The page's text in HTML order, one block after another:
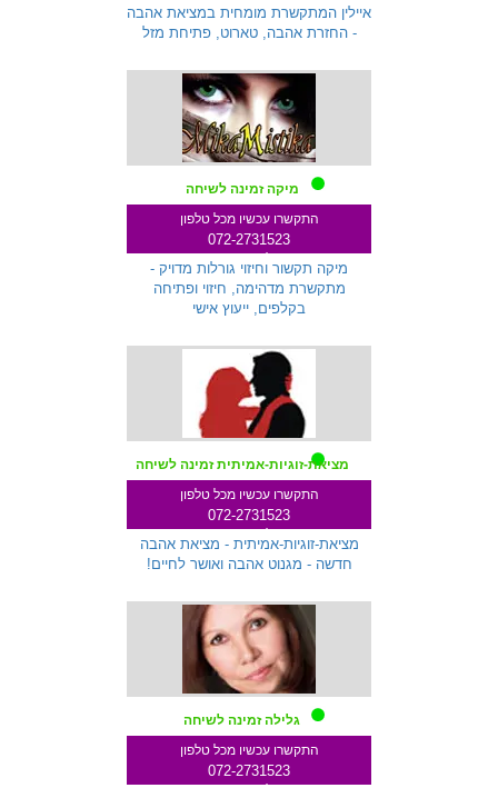
איילין המתקשרת מומחית במציאת אהבה
- החזרת אהבה, טארוט, פתיחת מזל
מיקה זמינה לשיחה
התקשרו עכשיו מכל טלפון
072-2731523
מיקה תקשור וחיזוי גורלות מדויק -
מתקשרת מדהימה, חיזוי ופתיחה
בקלפים, ייעוץ אישי
מציאת-זוגיות-אמיתית זמינה לשיחה
התקשרו עכשיו מכל טלפון
072-2731523
מציאת-זוגיות-אמיתית - מציאת אהבה
חדשה - מגנוט אהבה ואושר לחיים!
גלילה זמינה לשיחה
התקשרו עכשיו מכל טלפון
072-2731523